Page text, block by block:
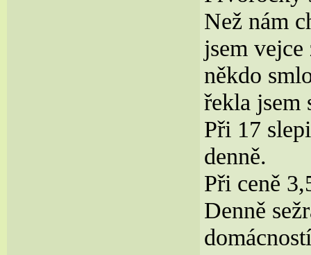
Než nám
jsem
někdo
řekla
Při 17
denně.
Při ceně
Denně